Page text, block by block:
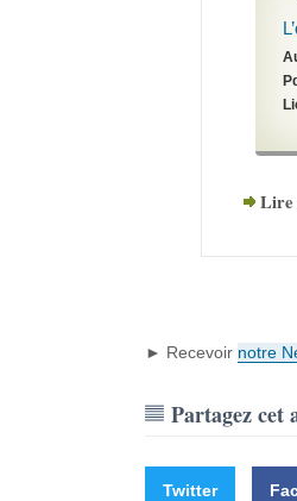
Lire
► Recevoir notre
Partagez cet
Twitter